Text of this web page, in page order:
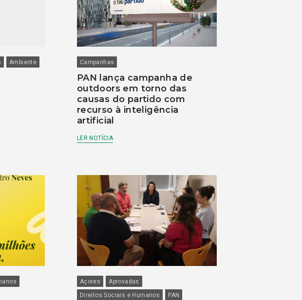
Ambiente Campanhas
PAN lança campanha de
outdoors em torno das
causas do partido com
recurso à inteligência
artificial
LER NOTÍCIA
Açores
Aprovadas
Direitos Sociais e Humanos
PAN